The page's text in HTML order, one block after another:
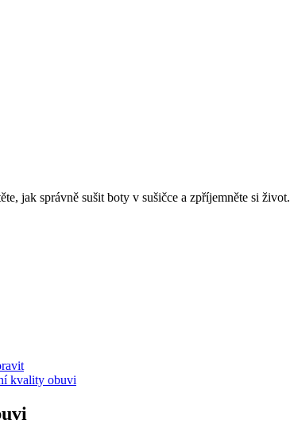
jak ⁤správně sušit boty v sušičce ⁢a zpříjemněte si​ život.
kvality obuvi